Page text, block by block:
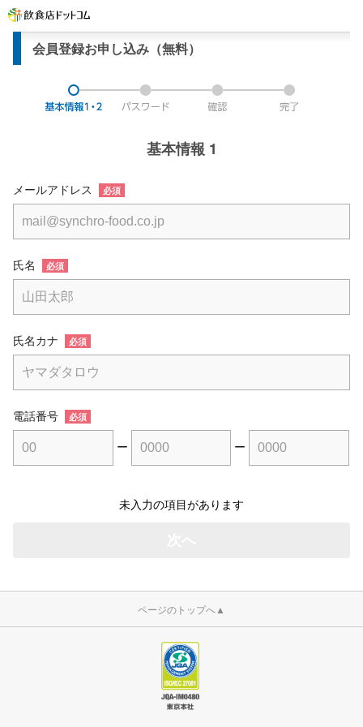
会員登録お申し込み（無料）
基本情報 1
メールアドレス 必須
氏名 必須
氏名カナ 必須
電話番号 必須
ー ー
未入力の項目があります
ページのトップへ▲